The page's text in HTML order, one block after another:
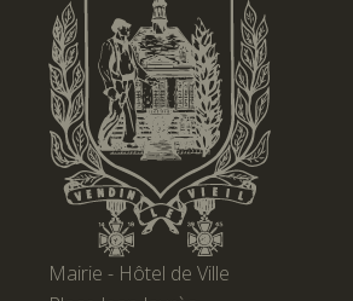
Mairie - Hôtel de Ville